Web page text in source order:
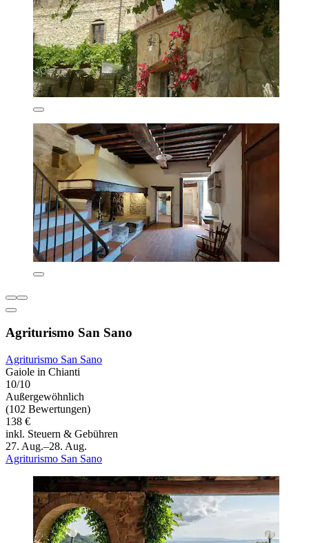
Agriturismo San Sano
Agriturismo San Sano
Gaiole in Chianti
10/10
Außergewöhnlich
(102 Bewertungen)
138 €
inkl. Steuern & Gebühren
27. Aug.–28. Aug.
Agriturismo San Sano